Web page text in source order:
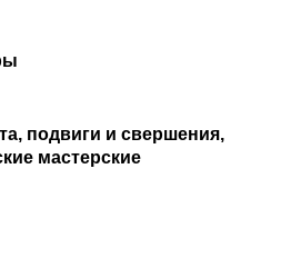
подвиги и свершения,
мастерские